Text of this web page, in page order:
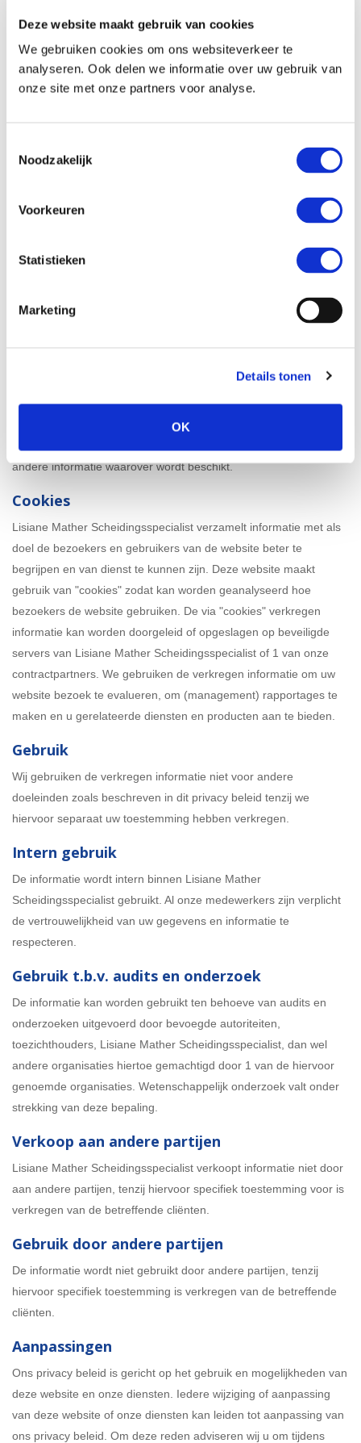
Deze website maakt gebruik van cookies
We gebruiken cookies om ons websiteverkeer te
analyseren. Ook delen we informatie over uw gebruik van
onze site met onze partners voor analyse.
Noodzakelijk
Voorkeuren
Statistieken
Marketing
Details tonen
OK
verzoeken om het verwijderen van het
proces/procedure dossier. Lisiane Mather
Scheidingsspecialist kan toestemming onthouden
indien hiertoe aanleiding bestaat of indien de wet of
verzoekers dienaangaande te informeren. Onder alle
omstandigheden dienen de verzoekers Lisiane Mather
indien het verwijderingsverzoek wordt toegewezen.
Communicatie
Aan ons verstuurde correspondentie, in welke vorm dan ook, kan
worden bewaard en opgeslagen. Soms wordt u gevraagd hierbij
persoonlijke informatie aan te leveren die verband houdt met het
behandelen. Alle informatie wordt opgeslagen op beveiligde
servers van Lisiane Mather Scheidingsspecialist of van 1 van
onze contractpartners. Lisiane Mather Scheidingsspecialist zal
deze informatie niet koppelen aan of gebruiken in combinatie met
andere informatie waarover wordt beschikt.
Cookies
Lisiane Mather Scheidingsspecialist verzamelt informatie met als
doel de bezoekers en gebruikers van de website beter te
begrijpen en van dienst te kunnen zijn. Deze website maakt
gebruik van "cookies" zodat kan worden geanalyseerd hoe
bezoekers de website gebruiken. De via "cookies" verkregen
informatie kan worden doorgeleid of opgeslagen op beveiligde
servers van Lisiane Mather Scheidingsspecialist of 1 van onze
contractpartners. We gebruiken de verkregen informatie om uw
website bezoek te evalueren, om (management) rapportages te
maken en u gerelateerde diensten en producten aan te bieden.
Gebruik
Wij gebruiken de verkregen informatie niet voor andere
doeleinden zoals beschreven in dit privacy beleid tenzij we
hiervoor separaat uw toestemming hebben verkregen.
Intern gebruik
De informatie wordt intern binnen Lisiane Mather
Scheidingsspecialist gebruikt. Al onze medewerkers zijn verplicht
de vertrouwelijkheid van uw gegevens en informatie te
respecteren.
Gebruik t.b.v. audits en onderzoek
De informatie kan worden gebruikt ten behoeve van audits en
onderzoeken uitgevoerd door bevoegde autoriteiten,
toezichthouders, Lisiane Mather Scheidingsspecialist, dan wel
andere organisaties hiertoe gemachtigd door 1 van de hiervoor
genoemde organisaties. Wetenschappelijk onderzoek valt onder
strekking van deze bepaling.
Verkoop aan andere partijen
Lisiane Mather Scheidingsspecialist verkoopt informatie niet door
aan andere partijen, tenzij hiervoor specifiek toestemming voor is
verkregen van de betreffende cliënten.
Gebruik door andere partijen
De informatie wordt niet gebruikt door andere partijen, tenzij
hiervoor specifiek toestemming is verkregen van de betreffende
cliënten.
Aanpassingen
Ons privacy beleid is gericht op het gebruik en mogelijkheden van
deze website en onze diensten. Iedere wijziging of aanpassing
van deze website of onze diensten kan leiden tot aanpassing van
ons privacy beleid. Om deze reden adviseren wij u om tijdens